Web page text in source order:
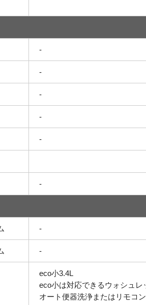
-
-
-
-
-
-
-
-
eco小3.4L
eco小は対応できるウォシュ
オート便器洗浄またはリモコ